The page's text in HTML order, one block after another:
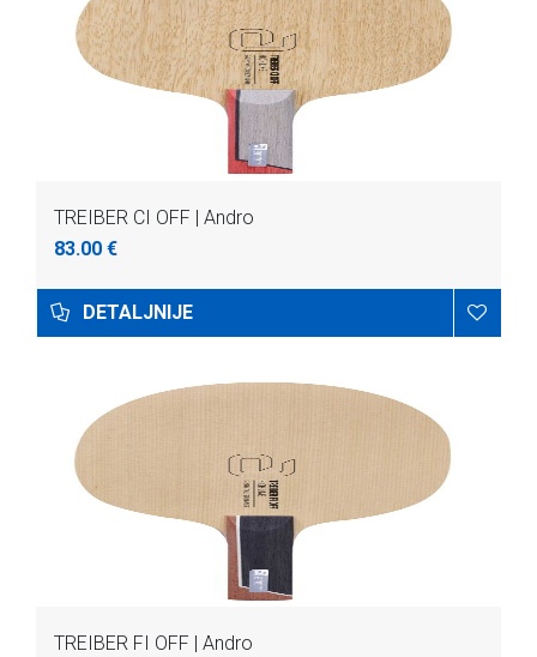
TREIBER CI OFF | Andro
83.00 €
DETALJNIJE
TREIBER FI OFF | Andro